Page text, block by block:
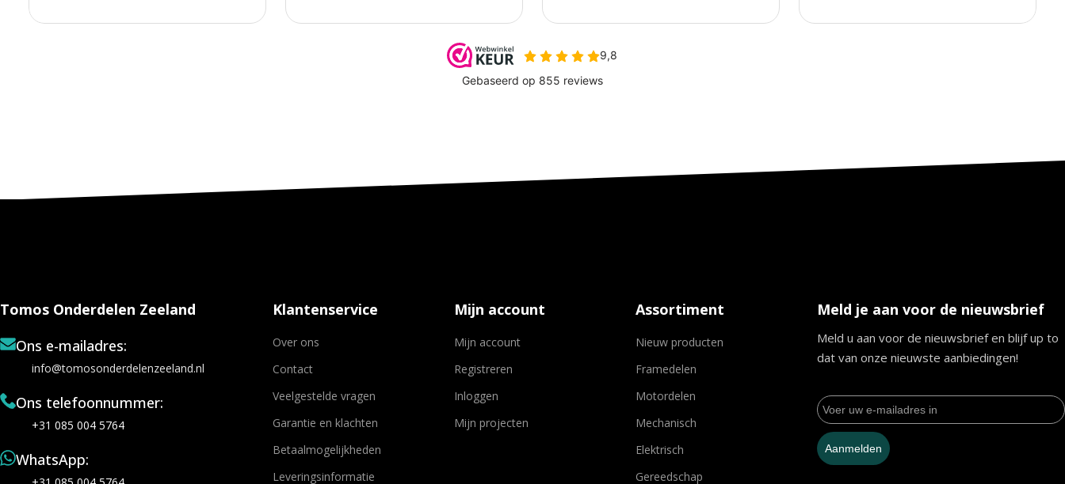
Tomos Onderdelen Zeeland
Ons e-mailadres:
info@tomosonderdelenzeeland.nl
Ons telefoonnummer:
+31 085 004 5764
WhatsApp:
Klantenservice
Over ons
Contact
Veelgestelde vragen
Garantie en klachten
Betaalmogelijkheden
Leveringsinformatie
Mijn account
Mijn account
Registreren
Inloggen
Mijn projecten
Assortiment
Nieuw producten
Framedelen
Motordelen
Mechanisch
Elektrisch
Gereedschap
Meld je aan voor de nieuwsbrief
Meld u aan voor de nieuwsbrief en blijf up to
dat van onze nieuwste aanbiedingen!
Aanmelden